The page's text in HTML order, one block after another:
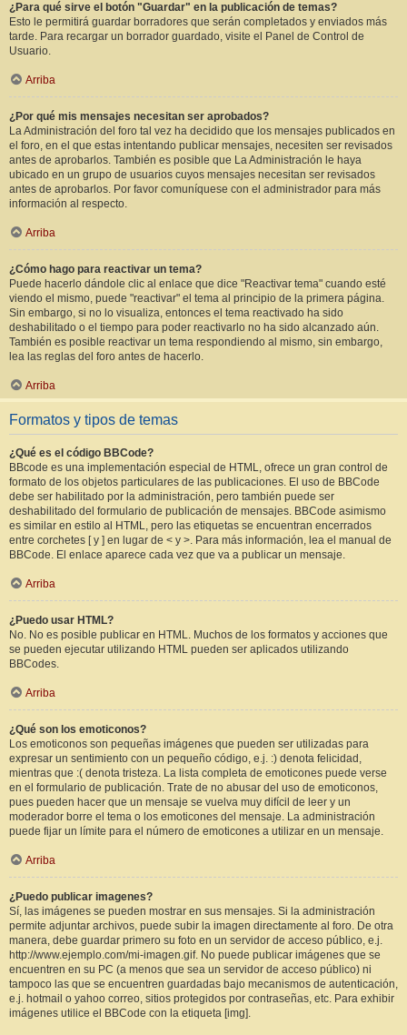
¿Para qué sirve el botón "Guardar" en la publicación de temas?
Esto le permitirá guardar borradores que serán completados y enviados más
tarde. Para recargar un borrador guardado, visite el Panel de Control de
Usuario.
Arriba
¿Por qué mis mensajes necesitan ser aprobados?
La Administración del foro tal vez ha decidido que los mensajes publicados en
el foro, en el que estas intentando publicar mensajes, necesiten ser revisados
antes de aprobarlos. También es posible que La Administración le haya
ubicado en un grupo de usuarios cuyos mensajes necesitan ser revisados
antes de aprobarlos. Por favor comuníquese con el administrador para más
información al respecto.
Arriba
¿Cómo hago para reactivar un tema?
Puede hacerlo dándole clic al enlace que dice "Reactivar tema" cuando esté
viendo el mismo, puede "reactivar" el tema al principio de la primera página.
Sin embargo, si no lo visualiza, entonces el tema reactivado ha sido
deshabilitado o el tiempo para poder reactivarlo no ha sido alcanzado aún.
También es posible reactivar un tema respondiendo al mismo, sin embargo,
lea las reglas del foro antes de hacerlo.
Arriba
Formatos y tipos de temas
¿Qué es el código BBCode?
BBcode es una implementación especial de HTML, ofrece un gran control de
formato de los objetos particulares de las publicaciones. El uso de BBCode
debe ser habilitado por la administración, pero también puede ser
deshabilitado del formulario de publicación de mensajes. BBCode asimismo
es similar en estilo al HTML, pero las etiquetas se encuentran encerrados
entre corchetes [ y ] en lugar de < y >. Para más información, lea el manual de
BBCode. El enlace aparece cada vez que va a publicar un mensaje.
Arriba
¿Puedo usar HTML?
No. No es posible publicar en HTML. Muchos de los formatos y acciones que
se pueden ejecutar utilizando HTML pueden ser aplicados utilizando
BBCodes.
Arriba
¿Qué son los emoticonos?
Los emoticonos son pequeñas imágenes que pueden ser utilizadas para
expresar un sentimiento con un pequeño código, e.j. :) denota felicidad,
mientras que :( denota tristeza. La lista completa de emoticones puede verse
en el formulario de publicación. Trate de no abusar del uso de emoticonos,
pues pueden hacer que un mensaje se vuelva muy difícil de leer y un
moderador borre el tema o los emoticones del mensaje. La administración
puede fijar un límite para el número de emoticones a utilizar en un mensaje.
Arriba
¿Puedo publicar imagenes?
Sí, las imágenes se pueden mostrar en sus mensajes. Si la administración
permite adjuntar archivos, puede subir la imagen directamente al foro. De otra
manera, debe guardar primero su foto en un servidor de acceso público, e.j.
http://www.ejemplo.com/mi-imagen.gif. No puede publicar imágenes que se
encuentren en su PC (a menos que sea un servidor de acceso público) ni
tampoco las que se encuentren guardadas bajo mecanismos de autenticación,
e.j. hotmail o yahoo correo, sitios protegidos por contraseñas, etc. Para exhibir
imágenes utilice el BBCode con la etiqueta [img].